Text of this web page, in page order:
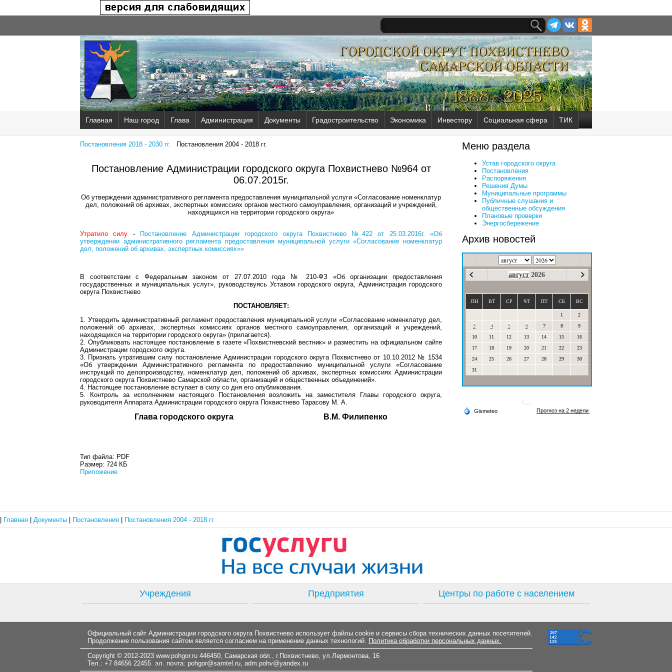
Главная Наш город Глава Администрация Документы Градостроительство Экономика Инвестору Социальная сфера ТИК
Постановления 2018 - 2030 гг. Постановления 2004 - 2018 гг.
Постановление Администрации городского округа Похвистнево №964 от
06.07.2015г.
Об утверждении административного регламента предоставления муниципальной услуги «Согласование номенклатур
дел, положений об архивах, экспертных комиссиях органов местного самоуправления, организаций и учреждений,
находящихся на территории городского округа»
Утратило силу -
Постановление Администрации городского округа Похвистнево №422 от 25.03.2016г. «Об
утверждении административного регламента предоставления муниципальной услуги «Согласование номенклатур
дел, положений об архивах, экспертных комиссиях»»
В соответствии с Федеральным законом от 27.07.2010 года № 210-ФЗ «Об организации предоставления
государственных и муниципальных услуг», руководствуясь Уставом городского округа, Администрация городского
округа Похвистнево
ПОСТАНОВЛЯЕТ:
1. Утвердить административный регламент предоставления муниципальной услуги «Согласование номенклатур дел,
положений об архивах, экспертных комиссиях органов местного самоуправления, организаций и учреждений,
находящихся на территории городского округа» (прилагается).
2. Опубликовать настоящее постановление в газете «Похвистневский вестник» и разместить на официальном сайте
Администрации городского округа.
3. Признать утратившим силу постановление Администрации городского округа Похвистнево от 10.10.2012 № 1534
«Об утверждении Административного регламента по предоставлению муниципальной услуги «Согласование
инструкций по делопроизводству, номенклатур дел, положений об архивах, экспертных комиссиях Администрации
городского округа Похвистнево Самарской области, организаций и общественных объединений».
4. Настоящее постановление вступает в силу со дня его опубликования.
5. Контроль за исполнением настоящего Постановления возложить на заместителя Главы городского округа,
руководителя Аппарата Администрации городского округа Похвистнево Тарасову М. А.
Глава городского округа В.М. Филипенко
Тип файла: PDF
Размер: 724 КБ
Приложение
Меню раздела
Устав городского округа
Постановления
Распоряжения
Решения Думы
Муниципальные программы
Публичные слушания и
общественные обсуждения
Плановые проверки
Энергосбережение
Архив новостей
август 2026
ПН ВТ СР ЧТ ПТ СБ ВС
1
2
3
4 5 6 7 8
9
10
11 12 13 14 15
16
17
18 19 20 21 22
23
24
25 26 27 28 29
30
31
Главная Документы Постановления Постановления 2004 - 2018 гг.
Учреждения Предприятия Центры по работе с населением
Официальный сайт Администрации городского округа Похвистнево использует файлы cookie и сервисы сбора технических данных посетителей.
Продолжение пользования сайтом является согласием на применение данных технологий. Политика обработки персональных данных.
Copyright © 2012-2023 www.pohgor.ru 446450, Самарская обл., г.Похвистнево, ул.Лермонтова, 16
Тел.: +7 84656 22455 эл. почта: pohgor@samtel.ru, adm.pohv@yandex.ru